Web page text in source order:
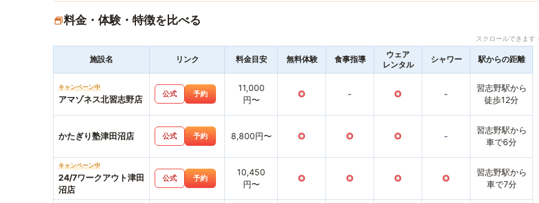
料金・体験・特徴を比べる
スクロールできま
施設名 リンク 料金目安 無料体験 食事指導
ウェア
レンタル
シャワー 駅からの距離
キャンペーン中
アマゾネス北習志野店
公式 予約
11,000
円〜
○ - ○ -
習志野駅から
徒歩12分
かたぎり塾津田沼店 公式 予約 8,800円〜 ○ ○ ○ -
習志野駅から
車で6分
キャンペーン中
24/7ワークアウト津田
沼店
公式 予約
10,450
円〜
○ ○ ○ ○
習志野駅から
車で7分